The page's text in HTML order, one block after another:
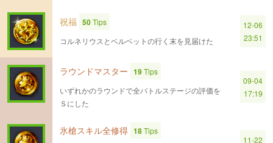
祝福 50Tips
コルネリウスとベルベットの行く末を見届けた
12-06
23:51
ラウンドマスター 19Tips
いずれかのラウンドで全バトルステージの評価を
Ｓにした
09-04
17:19
氷槍スキル全修得 18Tips
11-22